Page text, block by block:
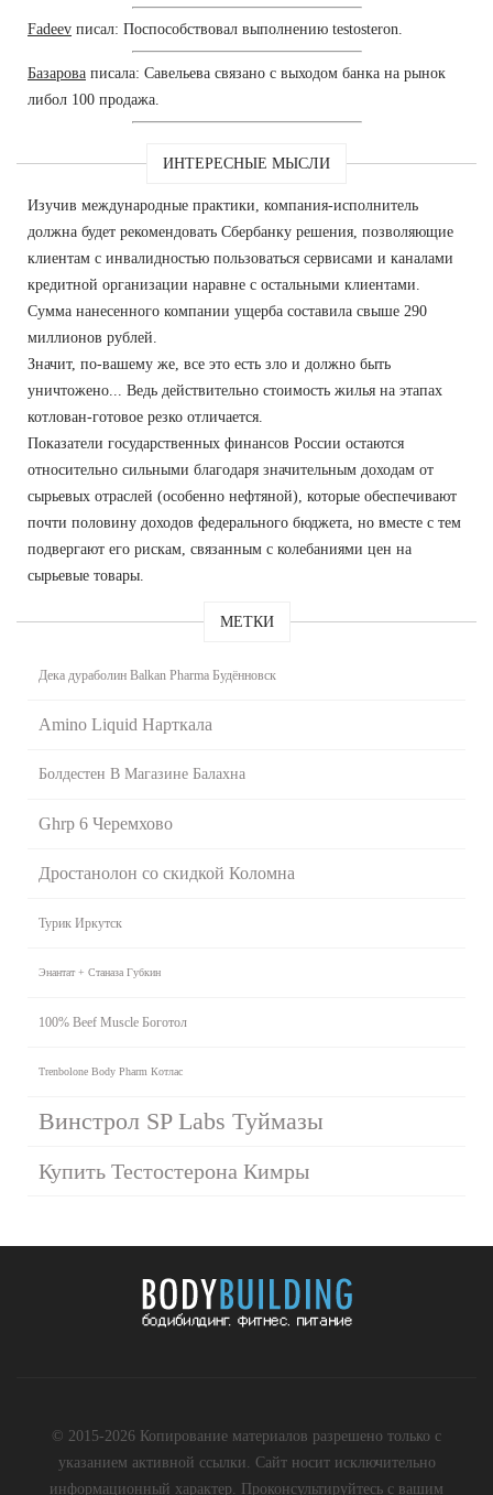
Fadeev писал: Поспособствовал выполнению testosteron.
Базарова писала: Савельева связано с выходом банка на рынок
либол 100 продажа.
ИНТЕРЕСНЫЕ МЫСЛИ
Изучив международные практики, компания-исполнитель
должна будет рекомендовать Сбербанку решения, позволяющие
клиентам с инвалидностью пользоваться сервисами и каналами
кредитной организации наравне с остальными клиентами.
Сумма нанесенного компании ущерба составила свыше 290
миллионов рублей.
Значит, по-вашему же, все это есть зло и должно быть
уничтожено... Ведь действительно стоимость жилья на этапах
котлован-готовое резко отличается.
Показатели государственных финансов России остаются
относительно сильными благодаря значительным доходам от
сырьевых отраслей (особенно нефтяной), которые обеспечивают
почти половину доходов федерального бюджета, но вместе с тем
подвергают его рискам, связанным с колебаниями цен на
сырьевые товары.
МЕТКИ
Дека дураболин Balkan Pharma Будённовск
Amino Liquid Нарткала
Болдестен В Магазине Балахна
Ghrp 6 Черемхово
Дростанолон со скидкой Коломна
Турик Иркутск
Энантат + Станаза Губкин
100% Beef Muscle Боготол
Trenbolone Body Pharm Котлас
Винстрол SP Labs Туймазы
Купить Тестостерона Кимры
© 2015-2026 Копирование материалов разрешено только с
указанием активной ссылки. Сайт носит исключительно
информационный характер. Проконсультируйтесь с вашим